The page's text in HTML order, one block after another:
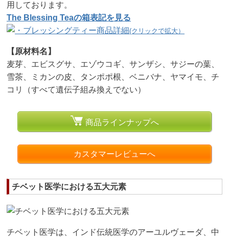
用しております。
The Blessing Teaの箱表記を見る
(クリックで拡大）
【原材料名】
麦芽、エビスグサ、エゾウコギ、サンザシ、サジーの葉、
雪茶、ミカンの皮、タンポポ根、ベニバナ、ヤマイモ、チ
コリ（すべて遺伝子組み換えでない）
商品ラインナップへ
カスタマーレビューへ
チベット医学における五大元素
チベット医学は、インド伝統医学のアーユルヴェーダ、中